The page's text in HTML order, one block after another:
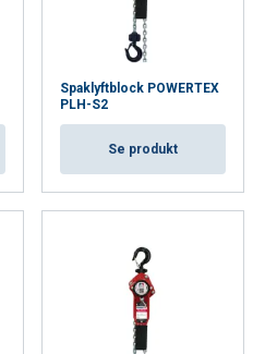
Spaklyftblock POWERTEX
PLH-S2
Se produkt